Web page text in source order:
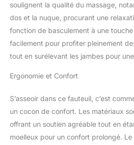
qualité,
maximal.
élégant
vos
besoin
livraisons
vous
dossier
soulignent la qualité du massage,
dos et la nuque, procurant une
fonction de basculement à une
facilement pour profiter pleinement
tout en surélevant les jambes pour
Ergonomie et Confort
S’asseoir dans ce fauteuil, c’est
un cocon de confort. Les matériaux
offrant un soutien agréable tout en
moelleux pour un confort prolongé. Le